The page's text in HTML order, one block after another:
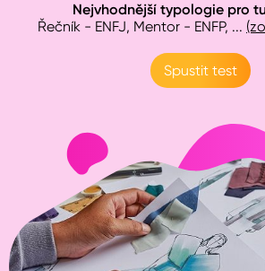
Nejvhodnější typologie pro
Řečník - ENFJ, Mentor - ENFP, ...
Spustit test